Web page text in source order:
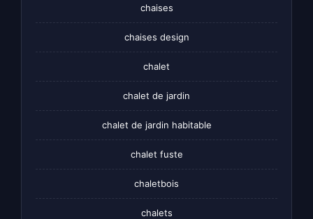
chaises
chaises design
chalet
chalet de jardin
chalet de jardin habitable
chalet fuste
chaletbois
chalets